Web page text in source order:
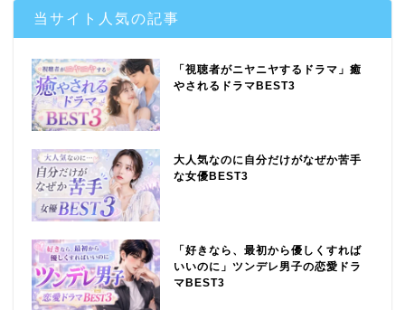
当サイト人気の記事
「視聴者がニヤニヤするドラマ」癒
やされるドラマBEST3
大人気なのに自分だけがなぜか苦手
な女優BEST3
「好きなら、最初から優しくすれば
いいのに」ツンデレ男子の恋愛ドラ
マBEST3